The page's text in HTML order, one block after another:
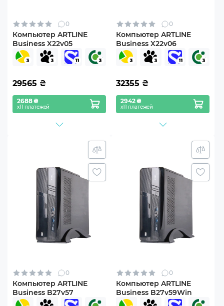
0
Компьютер ARTLINE
Business X22v05
29565 ₴
2688 ₴
х11 платежей
0
Компьютер ARTLINE
Business X22v06
32355 ₴
2942 ₴
х11 платежей
0
Компьютер ARTLINE
Business B27v57
0
Компьютер ARTLINE
Business B27v59Win